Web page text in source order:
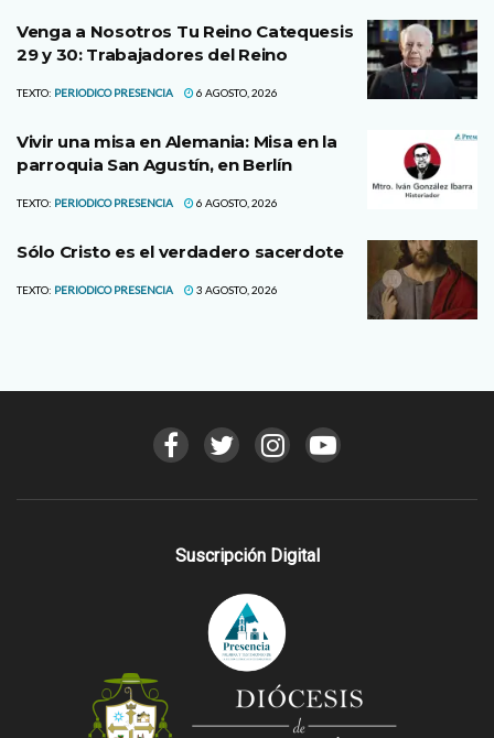
Venga a Nosotros Tu Reino Catequesis
29 y 30: Trabajadores del Reino
TEXTO: PERIODICO PRESENCIA 6 AGOSTO, 2026
Vivir una misa en Alemania: Misa en la
parroquia San Agustín, en Berlín
TEXTO: PERIODICO PRESENCIA 6 AGOSTO, 2026
Sólo Cristo es el verdadero sacerdote
TEXTO: PERIODICO PRESENCIA 3 AGOSTO, 2026
Suscripción Digital